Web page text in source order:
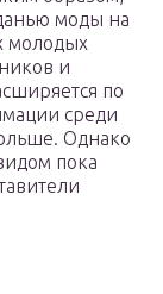
моды на
молодых
и
по
среди
Однако
пока